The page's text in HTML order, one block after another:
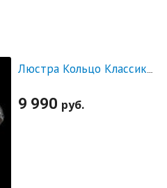
Люстра Кольцо Классика Пластинка
9 990 руб.